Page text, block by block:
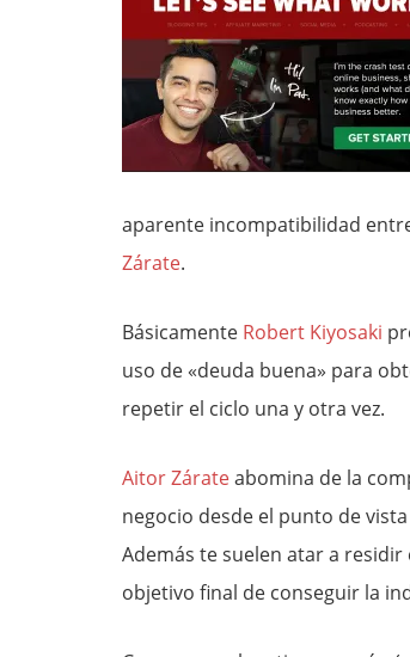
aparente incompatibilidad
Zárate.
Básicamente Robert Kiyosaki
uso de «deuda buena» para
repetir el ciclo una y otra vez.
Aitor Zárateabomina de la
negocio desde el punto de
Además te suelen atar a
objetivo final de conseguir la